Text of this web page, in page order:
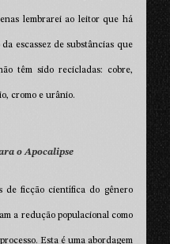
lembrarei ao leitor que há
escassez de substâncias que
têm sido recicladas: cobre,
cromo e urânio.
o Apocalipse
de ficção científica do gênero
a redução populacional como
Esta é uma abordagem